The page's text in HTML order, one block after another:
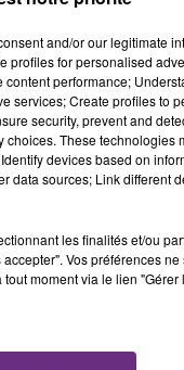
ci soit fermée.
FM
and/or our legitimate
profiles for personalised
performance;
services; Create profiles to
security, prevent and
These technologies
devices based on
data sources; Link different
les finalités et/ou
Vos préférences
moment via le lien